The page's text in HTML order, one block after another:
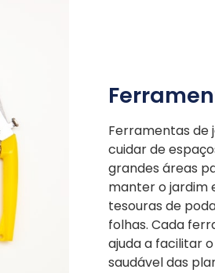
Ferramentas de
cuidar de
grandes áreas
manter o jardim
tesouras de
folhas. Cada
ajuda a facilitar
saudável das